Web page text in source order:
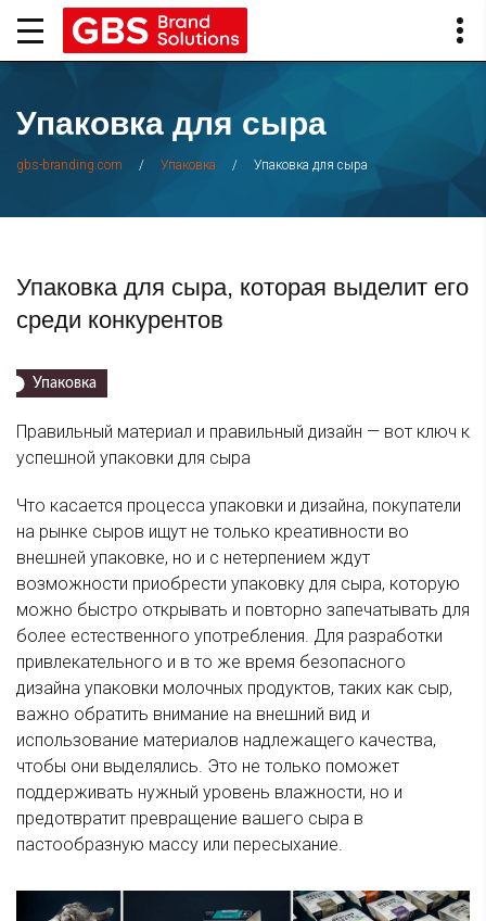
Упаковка для сыра
gbs-branding.com / Упаковка / Упаковка для сыра
Упаковка для сыра, которая выделит его
среди конкурентов
Упаковка
Правильный материал и правильный дизайн — вот ключ к
успешной упаковки для сыра
Что касается процесса упаковки и дизайна, покупатели
на рынке сыров ищут не только креативности во
внешней упаковке, но и с нетерпением ждут
возможности приобрести упаковку для сыра, которую
можно быстро открывать и повторно запечатывать для
более естественного употребления. Для разработки
привлекательного и в то же время безопасного
дизайна упаковки молочных продуктов, таких как сыр,
важно обратить внимание на внешний вид и
использование материалов надлежащего качества,
чтобы они выделялись. Это не только поможет
поддерживать нужный уровень влажности, но и
предотвратит превращение вашего сыра в
пастообразную массу или пересыхание.